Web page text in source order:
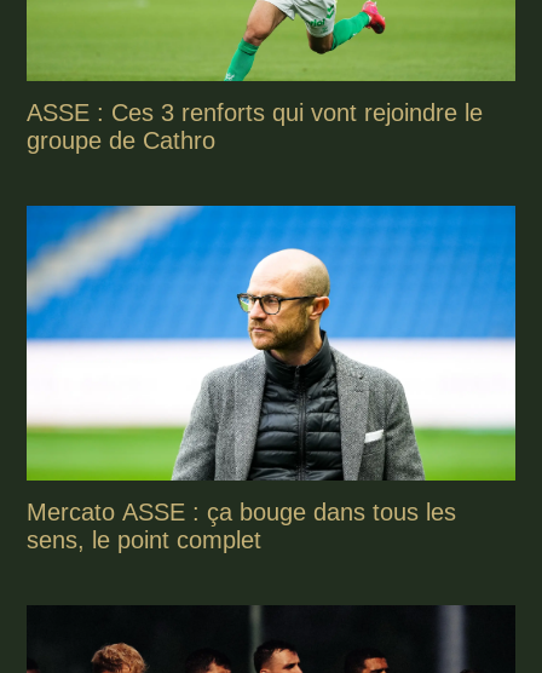
ASSE : Ces 3 renforts qui vont rejoindre le
groupe de Cathro
Mercato ASSE : ça bouge dans tous les
sens, le point complet